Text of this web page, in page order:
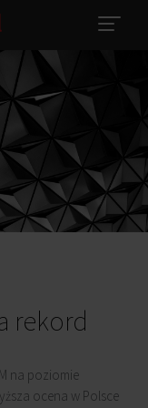
rekord
na poziomie
ocena w Polsce